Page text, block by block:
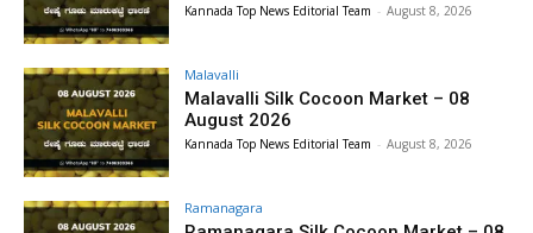
Kannada Top News Editorial Team - August 8, 2026
Malavalli
Malavalli Silk Cocoon Market – 08
August 2026
Kannada Top News Editorial Team - August 8, 2026
Ramanagara